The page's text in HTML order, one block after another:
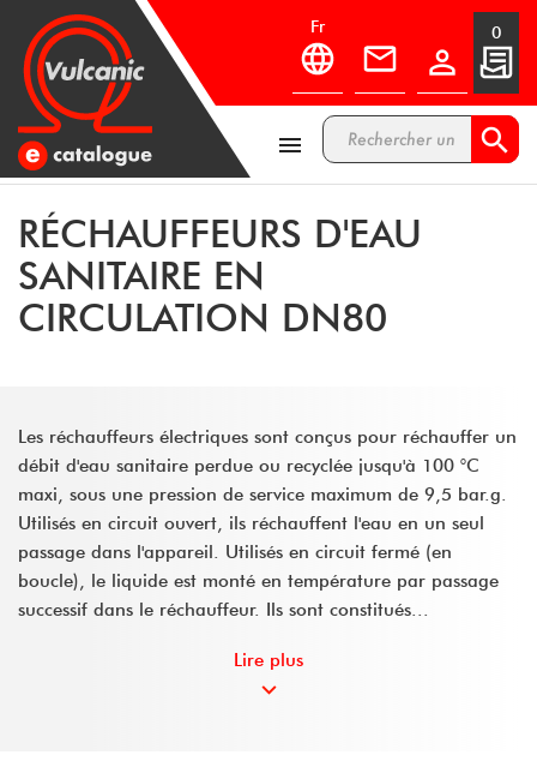
fr

0
 
RÉCHAUFFEURS D'EAU
SANITAIRE EN
CIRCULATION DN80
Les réchauffeurs électriques sont conçus pour réchauffer un
débit d'eau sanitaire perdue ou recyclée jusqu'à 100 °C
maxi, sous une pression de service maximum de 9,5 bar.g.
Utilisés en circuit ouvert, ils réchauffent l'eau en un seul
passage dans l'appareil. Utilisés en circuit fermé (en
boucle), le liquide est monté en température par passage
successif dans le réchauffeur. Ils sont constitués...
Lire plus